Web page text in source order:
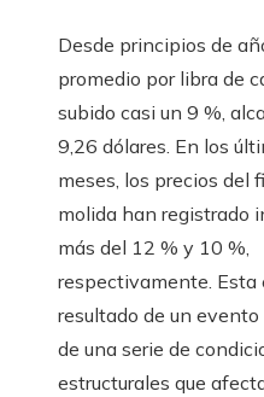
Desde principios de
promedio por libra de
subido casi un 9 %,
9,26 dólares. En los
meses, los precios del
molida han registrado
más del 12 % y 10 %,
respectivamente. Esta
resultado de un
de una serie de
estructurales que